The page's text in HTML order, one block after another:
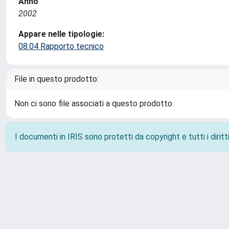
2002
Appare nelle tipologie:
08.04 Rapporto tecnico
File in questo prodotto:
Non ci sono file associati a questo prodotto.
I documenti in IRIS sono protetti da copyright e tutti i